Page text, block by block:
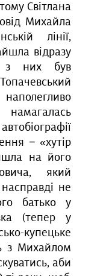
Світлана
Михайла
лінії,
відразу
з них був
− «хутір
на його
який
не
батько у
(тепер у
купецьке
з Михайлом
аби